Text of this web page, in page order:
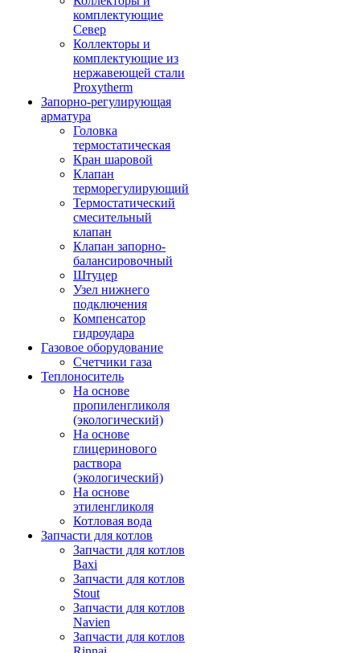
комплектующие
Север
Коллекторы и
комплектующие из
нержавеющей стали
Proxytherm
Запорно-регулирующая
арматура
Головка
термостатическая
Кран шаровой
Клапан
терморегулирующий
Термостатический
смесительный
клапан
Клапан запорно-
балансировочный
Штуцер
Узел нижнего
подключения
Компенсатор
гидроудара
Газовое оборудование
Счетчики газа
Теплоноситель
На основе
пропиленгликоля
(экологический)
На основе
глицеринового
раствора
(экологический)
На основе
этиленгликоля
Котловая вода
Запчасти для котлов
Запчасти для котлов
Baxi
Запчасти для котлов
Stout
Запчасти для котлов
Navien
Запчасти для котлов